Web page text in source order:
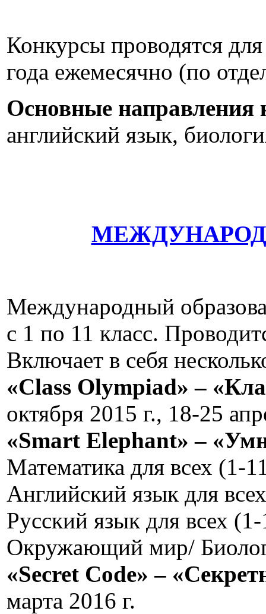
Конкурсы проводятся
года ежемесячно (по
Основные направления
английский язык,
Международный
с 1 по 11 класс.
Включает в себя
«Class Olympiad» –
октября 2015 г., 18-25
«Smart Elephant» –
Математика для всех (1-
Английский язык для
Русский язык для всех
Окружающий мир/
«Secret Code» –
марта 2016 г.